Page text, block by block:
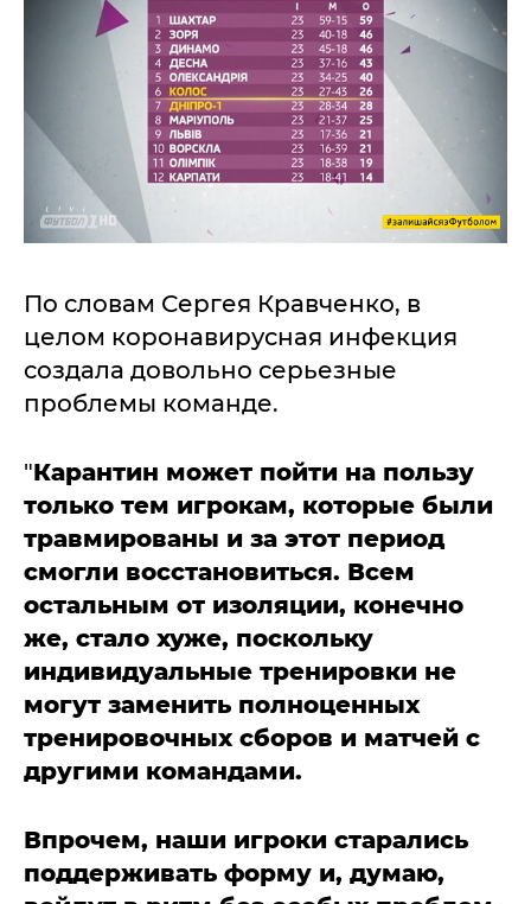
По словам Сергея Кравченко, в
целом коронавирусная инфекция
создала довольно серьезные
проблемы команде.
"Карантин может пойти на пользу
только тем игрокам, которые были
травмированы и за этот период
смогли восстановиться. Всем
остальным от изоляции, конечно
же, стало хуже, поскольку
индивидуальные тренировки не
могут заменить полноценных
тренировочных сборов и матчей с
другими командами.
Впрочем, наши игроки старались
поддерживать форму и, думаю,